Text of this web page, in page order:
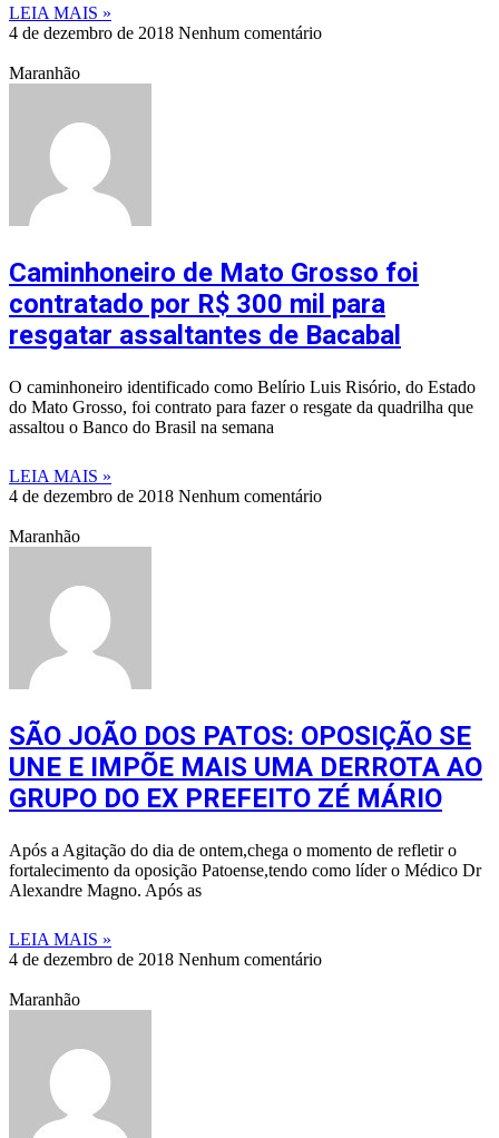
LEIA MAIS »
4 de dezembro de 2018 Nenhum comentário
Maranhão
Caminhoneiro de Mato Grosso foi
contratado por R$ 300 mil para
resgatar assaltantes de Bacabal
O caminhoneiro identificado como Belírio Luis Risório, do Estado
do Mato Grosso, foi contrato para fazer o resgate da quadrilha que
assaltou o Banco do Brasil na semana
LEIA MAIS »
4 de dezembro de 2018 Nenhum comentário
Maranhão
SÃO JOÃO DOS PATOS: OPOSIÇÃO SE
UNE E IMPÕE MAIS UMA DERROTA AO
GRUPO DO EX PREFEITO ZÉ MÁRIO
Após a Agitação do dia de ontem,chega o momento de refletir o
fortalecimento da oposição Patoense,tendo como líder o Médico Dr
Alexandre Magno. Após as
LEIA MAIS »
4 de dezembro de 2018 Nenhum comentário
Maranhão